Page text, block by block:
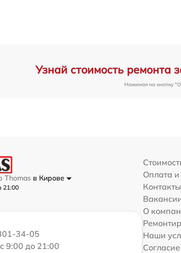
Узнай стоимость ремонта
Нажимая на кнопку
Thomas в Кирове
21:00
34-05
9:00 до 21:00
Оплата и
Контакты
О
Наши